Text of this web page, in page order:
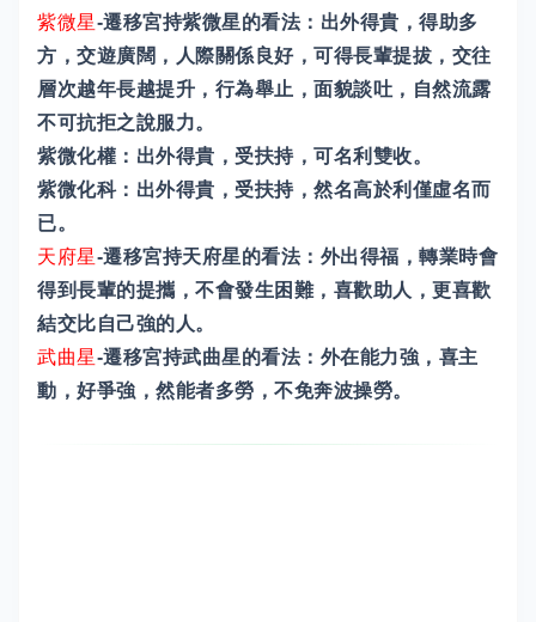
紫微星-遷移宮持紫微星的看法：出外得貴，得助多
方，交遊廣闊，人際關係良好，可得長輩提拔，交往
層次越年長越提升，行為舉止，面貌談吐，自然流露
不可抗拒之說服力。
紫微化權：出外得貴，受扶持，可名利雙收。
紫微化科：出外得貴，受扶持，然名高於利僅虛名而
已。
天府星-遷移宮持天府星的看法：外出得福，轉業時會
得到長輩的提攜，不會發生困難，喜歡助人，更喜歡
結交比自己強的人。
武曲星-遷移宮持武曲星的看法：外在能力強，喜主
動，好爭強，然能者多勞，不免奔波操勞。